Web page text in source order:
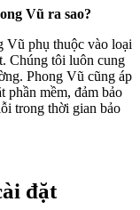
Vũ ra sao?
Vũ phụ thuộc vào loại
Chúng tôi luôn cung
Phong Vũ cũng áp
phần mềm, đảm bảo
trong thời gian bảo
đặt